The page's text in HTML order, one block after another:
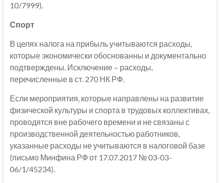
10/7999).
Спорт
В целях налога на прибыль учитываются расходы,
которые экономически обоснованны и документально
подтверждены. Исключение – расходы,
перечисленные в ст. 270 НК РФ.
Если мероприятия, которые направлены на развитие
физической культуры и спорта в трудовых коллективах,
проводятся вне рабочего времени и не связаны с
производственной деятельностью работников,
указанные расходы не учитываются в налоговой базе
(письмо Минфина РФ от 17.07.2017 № 03-03-
06/1/45234).